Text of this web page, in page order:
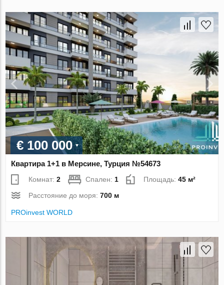
€ 100 000
Квартира 1+1 в Мерсине, Турция №54673
Комнат:2 Спален: 1 Площадь:45 м²
Расстояние до моря:700 м
PROinvest WORLD